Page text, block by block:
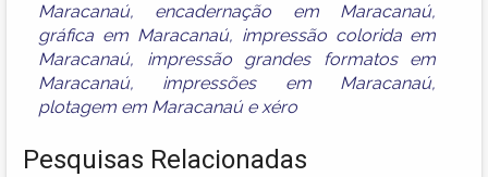
Maracanaú, encadernação em Maracanaú,
gráfica em Maracanaú, impressão colorida em
Maracanaú, impressão grandes formatos em
Maracanaú, impressões em Maracanaú,
plotagem em Maracanaúexéro
Pesquisas Relacionadas